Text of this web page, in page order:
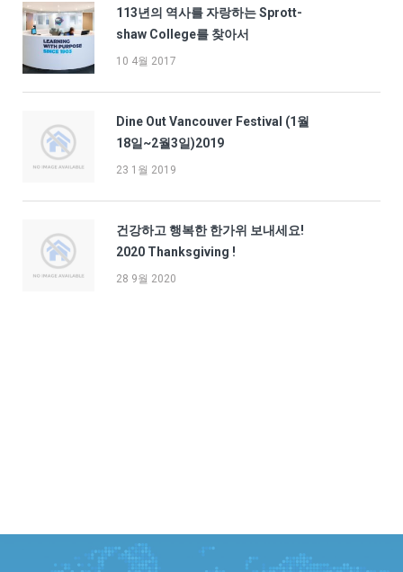
113년의 역사를 자랑하는 Sprott-
shaw College를 찾아서
10 4월 2017
Dine Out Vancouver Festival (1월
18일~2월3일)2019
23 1월 2019
건강하고 행복한 한가위 보내세요!
2020 Thanksgiving !
28 9월 2020